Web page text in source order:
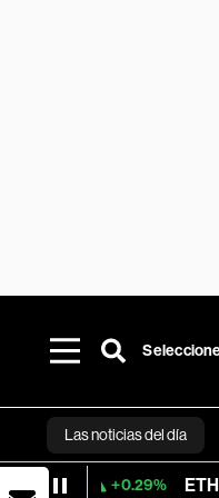
Las noticias del día
ETH/USD